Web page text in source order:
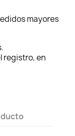
mayores
registro, en